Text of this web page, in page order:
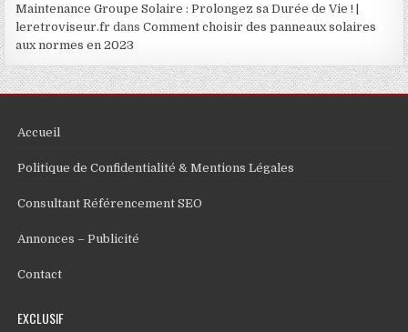
Maintenance Groupe Solaire : Prolongez sa Durée de Vie ! |
leretroviseur.fr dansComment choisir des panneaux solaires
aux normes en 2023
Accueil
Politique de Confidentialité & Mentions Légales
Consultant Référencement SEO
Annonces – Publicité
Contact
EXCLUSIF